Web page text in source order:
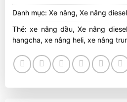
Danh mục: Xe nâng, Xe nâng diesel
Thẻ:xe nâng dầu,Xe nâng diesel
hangcha, xe nâng heli, xe nâng